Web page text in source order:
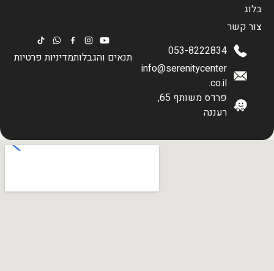
בלוג
צור קשר
053-8222834
info@serenitycenter
.co.il
פרדס משותף 65,
רעננה
תנאים והגבלותמדיניות פרטיות